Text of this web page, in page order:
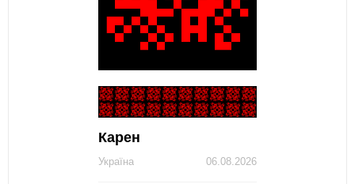
Карен
06.08.2026
Україна